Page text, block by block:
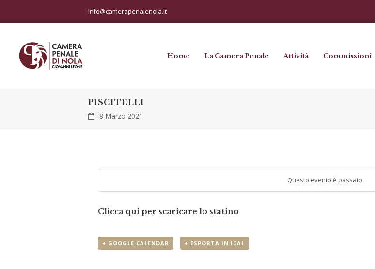
info@camerapenalenola.it
Home La Camera Penale Attività Commissioni
PISCITELLI
8 Marzo 2021
Questo evento è passato.
Clicca qui per scaricare lo statino
+ GOOGLE CALENDAR + ESPORTA IN ICAL